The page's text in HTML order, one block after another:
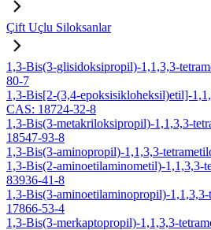
Çift Uçlu Siloksanlar
1,3-Bis(3-glisidoksipropil)-1,1,3,3-
80-7
1,3-Bis[2-(3,4-epoksisikloheksil)etil]-
CAS: 18724-32-8
1,3-Bis(3-metakriloksipropil)-1,1,3,3-
18547-93-8
1,3-Bis(3-aminopropil)-1,1,3,3-
1,3-Bis(2-aminoetilaminometil)-1,1,3,3-
83936-41-8
1,3-Bis(3-aminoetilaminopropil)-
17866-53-4
1,3-Bis(3-merkaptopropil)-1,1,3,3-